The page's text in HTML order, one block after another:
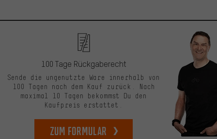
100 Tage Rückgaberecht
Sende die ungenutzte Ware innerhalb von
100 Tagen nach dem Kauf zurück. Nach
maximal 10 Tagen bekommst Du den
Kaufpreis erstattet.
zum Formular